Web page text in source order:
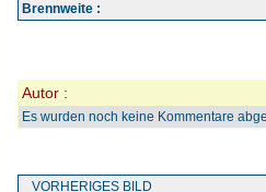
Brennweite :
Autor :
Es wurden noch keine Kommentare
VORHERIGES BILD